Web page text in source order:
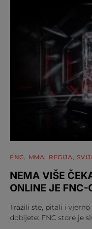
FNC MMA REGIJA
NEMA VIŠE
ONLINE JE FNC-
Tražili ste, pitali i
dobijete: FNC store je